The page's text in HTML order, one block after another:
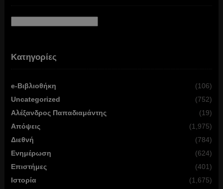
Κατηγορίες
e-Βιβλιοθήκη
(106)
Uncategorized
(752)
Αλέξανδρος Παπαδιαμάντης
(19)
Απόψεις
(1,975)
Διεθνή
(784)
Ενημέρωση
(624)
Επιστήμες
(401)
Ιστορία
(1,675)